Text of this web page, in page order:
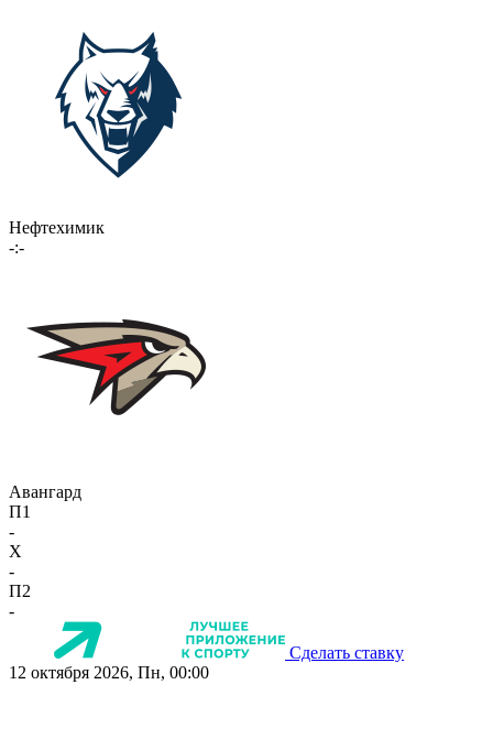
Нефтехимик
-:-
Авангард
П1
-
X
-
П2
-
Сделать ставку
12 октября 2026, Пн, 00:00